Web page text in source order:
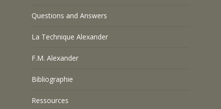
Questions and Answers
La Technique Alexander
F.M. Alexander
Bibliographie
Ressources